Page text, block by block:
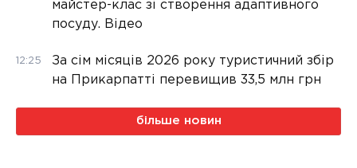
майстер-клас зі створення адаптивного
посуду. Відео
12:25
За сім місяців 2026 року туристичний збір
на Прикарпатті перевищив 33,5 млн грн
більше новин